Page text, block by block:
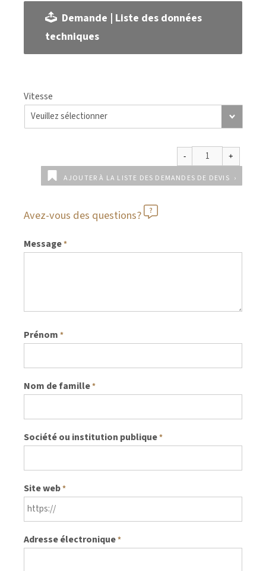
Demande | Liste des données
techniques
Vitesse
AJOUTER À LA LISTE DES DEMANDES DE DEVIS
Avez-vous des questions?
Message*
Prénom *
Nom de famille*
Société ou institution publique*
Site web*
Adresse électronique*